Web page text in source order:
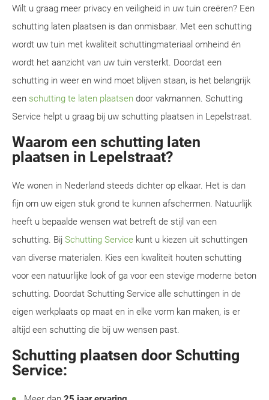
Wilt u graag meer privacy en veiligheid in uw tuin creëren? Een
schutting laten plaatsen is dan onmisbaar. Met een schutting
wordt uw tuin met kwaliteit schuttingmateriaal omheind én
wordt het aanzicht van uw tuin versterkt. Doordat een
schutting in weer en wind moet blijven staan, is het belangrijk
een schutting te laten plaatsen door vakmannen. Schutting
Service helpt u graag bij uw schutting plaatsen in Lepelstraat.
Waarom een schutting laten
plaatsen in Lepelstraat?
We wonen in Nederland steeds dichter op elkaar. Het is dan
fijn om uw eigen stuk grond te kunnen afschermen. Natuurlijk
heeft u bepaalde wensen wat betreft de stijl van een
schutting. Bij Schutting Service kunt u kiezen uit schuttingen
van diverse materialen. Kies een kwaliteit houten schutting
voor een natuurlijke look of ga voor een stevige moderne beton
schutting. Doordat Schutting Service alle schuttingen in de
eigen werkplaats op maat en in elke vorm kan maken, is er
altijd een schutting die bij uw wensen past.
Schutting plaatsen door Schutting
Service: